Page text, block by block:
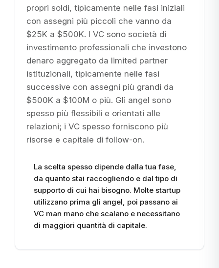
propri soldi, tipicamente nelle fasi iniziali
con assegni più piccoli che vanno da
$25K a $500K. I VC sono società di
investimento professionali che investono
denaro aggregato da limited partner
istituzionali, tipicamente nelle fasi
successive con assegni più grandi da
$500K a $100M o più. Gli angel sono
spesso più flessibili e orientati alle
relazioni; i VC spesso forniscono più
risorse e capitale di follow-on.
La scelta spesso dipende dalla tua fase,
da quanto stai raccogliendo e dal tipo di
supporto di cui hai bisogno. Molte startup
utilizzano prima gli angel, poi passano ai
VC man mano che scalano e necessitano
di maggiori quantità di capitale.